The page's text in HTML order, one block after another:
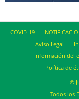
COVID-19
Aviso Legal
Información del
Política de
©
Todos los